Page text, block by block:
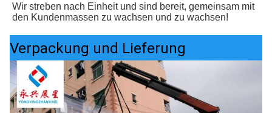
Wir streben nach Einheit und sind bereit, gemeinsam mit
den Kundenmassen zu wachsen und zu wachsen!
Verpackung und Lieferung